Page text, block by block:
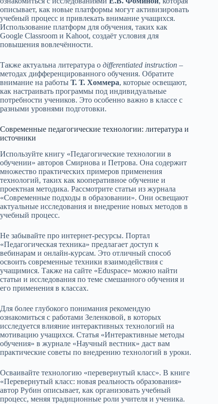
описывает, как новые платформы могут активизировать
учебный процесс и привлекать внимание учащихся.
Использование платформ для обучения, таких как
Google Classroom и Kahoot, создаёт условия для
повышения вовлечённости.
Также актуальна литература о дifferentiated instruction –
методах дифференцированного обучения. Обратите
внимание на работы Т. Т. Хоммера, которые освещают,
как настраивать программы под индивидуальные
потребности учеников. Это особенно важно в классе с
разными уровнями подготовки.
Современные педагогические технологии: литература и
источники
Используйте книгу «Педагогические технологии в
обучении» авторов Смирнова и Петрова. Она содержит
множество практических примеров применения
технологий, таких как кооперативное обучение и
проектная методика. Рассмотрите статьи из журнала
«Современные подходы в образовании». Они освещают
актуальные исследования и внедрение новых методов в
учебный процесс.
Не забывайте про интернет-ресурсы. Портал
«Педагогическая техника» предлагает доступ к
вебинарам и онлайн-курсам. Это отличный способ
освоить современные техники взаимодействия с
учащимися. Также на сайте «Eduspace» можно найти
статьи и исследования по теме смешанного обучения и
его применения в классах.
Для более глубокого понимания рекомендую
ознакомиться с работами Зеленковой, в которых
исследуется влияние интерактивных технологий на
мотивацию учащихся. Статья «Интерактивные методы
обучения» в журнале «Научный вестник» даст вам
практические советы по внедрению технологий в уроки.
Осваивайте технологию «перевернутый класс». В книге
«Перевернутый класс: новая реальность образования»
автор Рубин описывает, как организовать учебный
процесс, меняя традиционные роли учителя и ученика.